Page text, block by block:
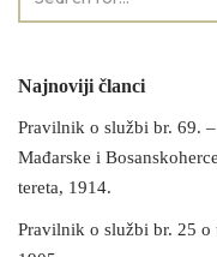
Najnoviji članci
Pravilnik o službi br. 69.
Mađarske i
tereta, 1914.
Pravilnik o službi br. 25